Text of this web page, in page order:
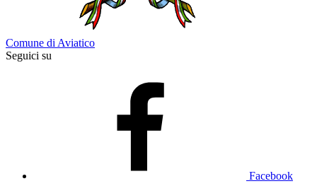
Comune di Aviatico
Seguici su
Facebook